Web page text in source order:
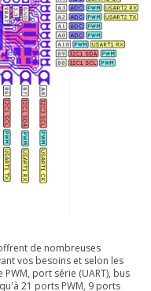
de nombreuses
vos besoins et selon les
port série (UART), bus
21 ports PWM, 9 ports